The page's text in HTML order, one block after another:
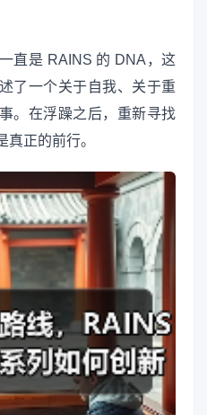
直是 RAINS 的 DNA，这
了一个关于自我、关于重
。在浮躁之后，重新寻找
真正的前行。